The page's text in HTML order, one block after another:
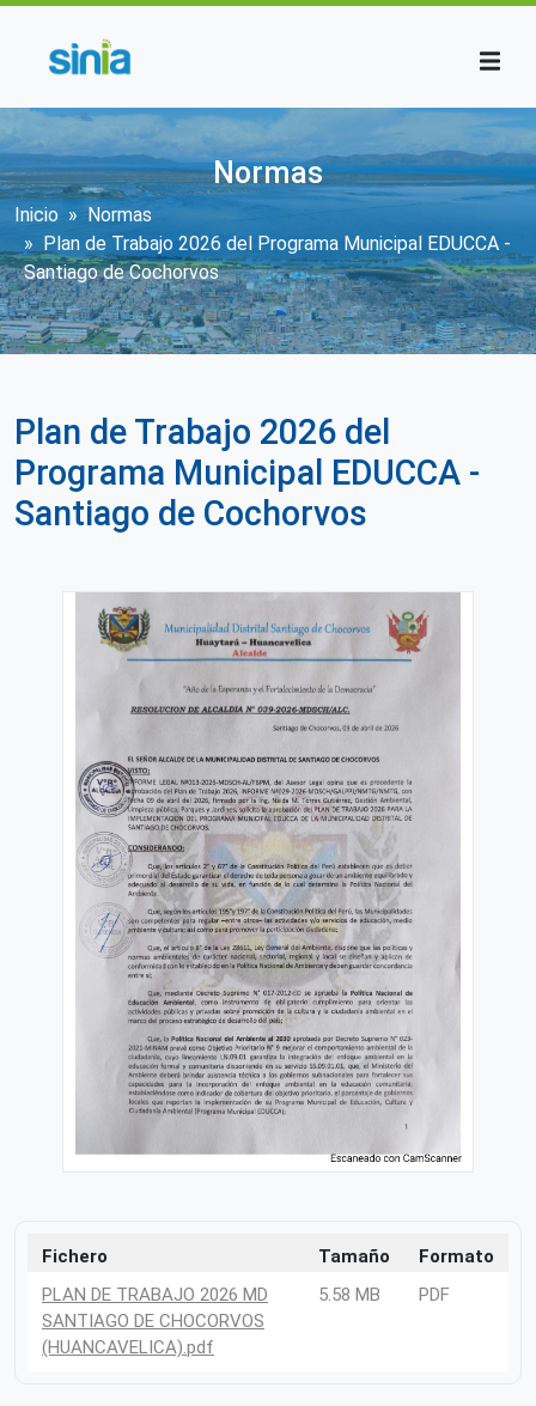
Normas
Sobrescribir enlaces de ayuda a la
Inicio
Normas
Plan de Trabajo 2026 del Programa Municipal EDUCCA -
Santiago de Cochorvos
Plan de Trabajo 2026 del
Programa Municipal EDUCCA -
Santiago de Cochorvos
Fichero Tamaño
Formato
PLAN DE TRABAJO 2026 MD
SANTIAGO DE CHOCORVOS
(HUANCAVELICA).pdf
5.58 MB PDF